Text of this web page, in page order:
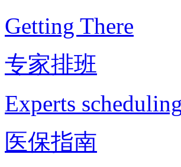
Getting There
专家排班
Experts scheduling
医保指南